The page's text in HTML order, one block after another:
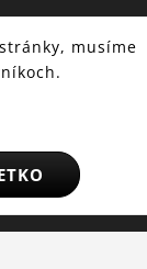
| 22
musíme